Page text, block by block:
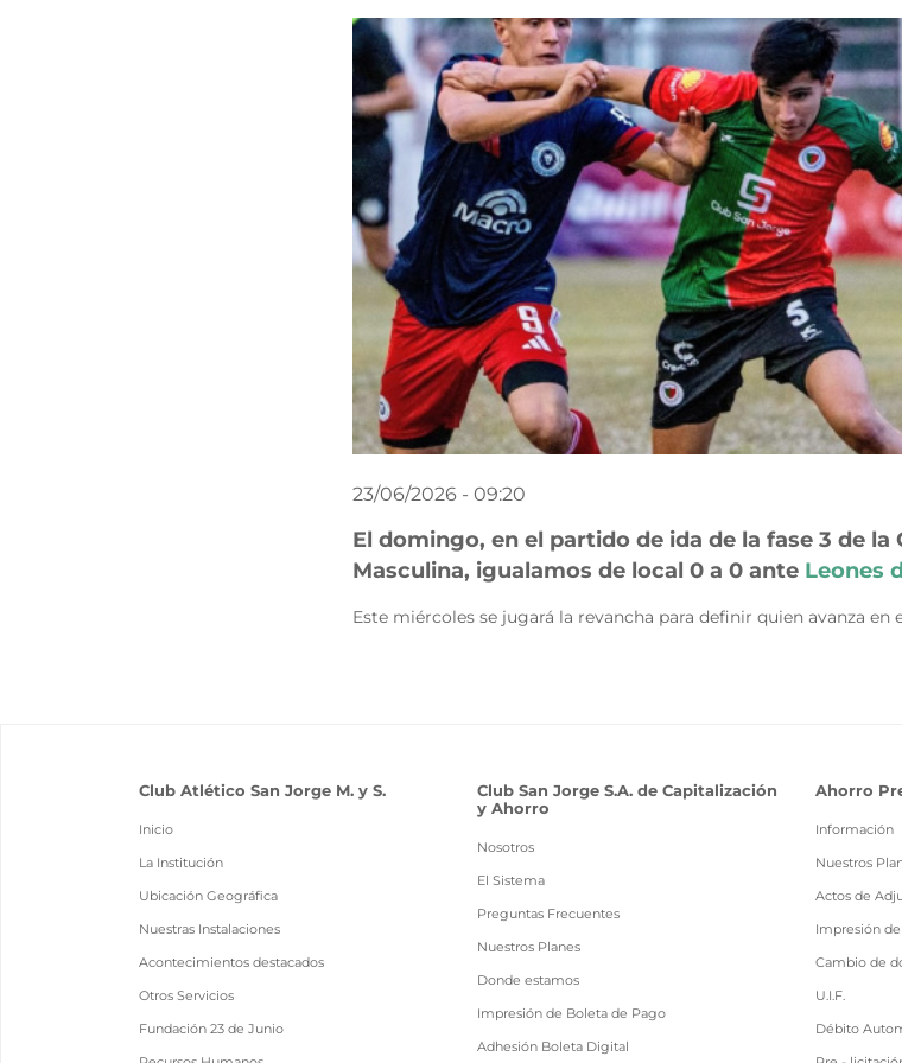
23/06/2026 - 09:20
El domingo, en el partido de ida de la fase 3 de la
Masculina, igualamos de local 0 a 0 ante Leones
Este miércoles se jugará la revancha para definir quien avanza en
Club Atlético San Jorge M. y S.
Inicio
La Institución
Ubicación Geográfica
Nuestras Instalaciones
Acontecimientos destacados
Otros Servicios
Fundación 23 de Junio
Club San Jorge S.A. de Capitalización
y Ahorro
Nosotros
El Sistema
Preguntas Frecuentes
Nuestros Planes
Donde estamos
Impresión de Boleta de Pago
Adhesión Boleta Digital
Ahorro
Información
Nuestros
Actos de
Impresión
Cambio de
U.I.F.
Débito